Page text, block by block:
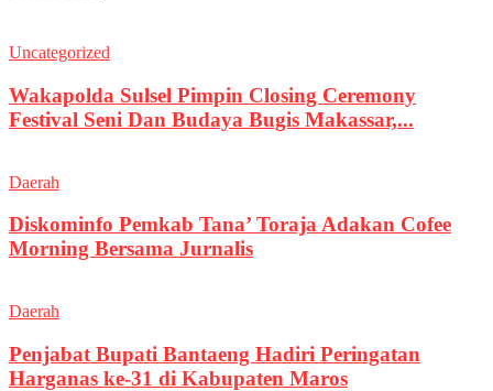
Uncategorized
Wakapolda Sulsel Pimpin Closing Ceremony
Festival Seni Dan Budaya Bugis Makassar,...
Daerah
Diskominfo Pemkab Tana’ Toraja Adakan Cofee
Morning Bersama Jurnalis
Daerah
Penjabat Bupati Bantaeng Hadiri Peringatan
Harganas ke-31 di Kabupaten Maros